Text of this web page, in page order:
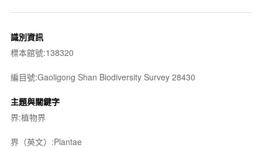
識別資訊
標本館號:138320
編目號:Gaoligong Shan Biodiversity Survey 28430
主題與關鍵字
界:植物界
界（英文）:Plantae